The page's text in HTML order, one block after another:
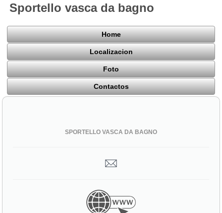
Sportello vasca da bagno
Home
Localizacion
Foto
Contactos
SPORTELLO VASCA DA BAGNO